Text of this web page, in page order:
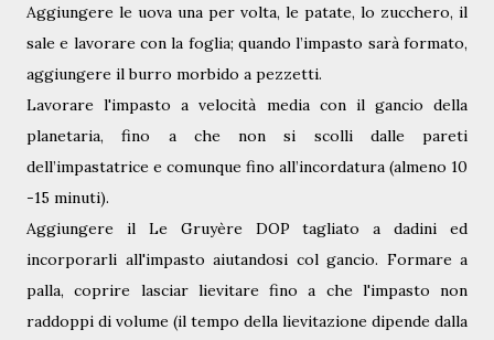
Aggiungere le uova una per volta, le patate, lo zucchero, il
sale e lavorare con la foglia; quando l’impasto sarà formato,
aggiungere il burro morbido a pezzetti.
Lavorare l'impasto a velocità media con il gancio della
planetaria, fino a che non si scolli dalle pareti
dell’impastatrice e comunque fino all’incordatura (almeno 10
-15 minuti).
Aggiungere il Le Gruyère DOP tagliato a dadini ed
incorporarli all'impasto aiutandosi col gancio. Formare a
palla, coprire lasciar lievitare fino a che l'impasto non
raddoppi di volume (il tempo della lievitazione dipende dalla